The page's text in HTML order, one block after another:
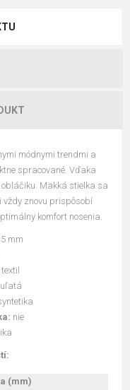
módnymi trendmi a
spracované. Vďaka
Mäkká stielka sa
vždy znovu prispôsobí
komfort nosenia.
mm
textil
nie
(mm)